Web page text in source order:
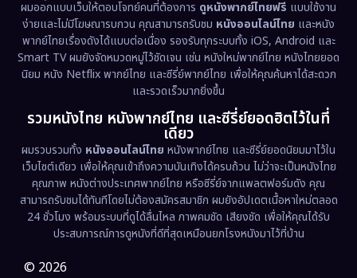
Emotional (61)
Epic มหากาพย์ (227)
Erotic (36)
Family ครอบครัว (375)
Fantasy จินตนาการ (338)
Fiction (9)
Film (57)
Gothic
ผมออกแบบเว็บให้ตอบโจทย์คนที่ต้องการ ดูหนังพากย์ไทยฟรี แบบใช้งาน
ง่ายและไม่มีโฆษณารบกวน คุณสามารถรับชม หนังออนไลน์ไทย และหนัง
พากย์ไทยเรื่องดังได้แบบต่อเนื่อง รองรับทุกระบบทั้ง iOS, Android และ
Smart TV ผมยังจัดหมวดหมู่ไว้ชัดเจน เช่น หนังใหม่พากย์ไทย หนังไทยยอด
นิยม หนัง Netflix พากย์ไทย และซีรี่ย์พากย์ไทย เพื่อให้คุณค้นหาได้สะดวก
และรวดเร็วมากยิ่งขึ้น
รวมหนังไทย หนังพากย์ไทย และซีรี่ย์ยอดฮิตไว้ในที่
เดียว
ผมรวบรวมทั้ง หนังออนไลน์ไทย หนังพากย์ไทย และซีรี่ย์ยอดนิยมมาไว้ใน
เว็บไซต์เดียว เพื่อให้คุณเข้าถึงความบันเทิงได้ครบถ้วน ไม่ว่าจะเป็นหนังไทย
คุณภาพ หนังต่างประเทศพากย์ไทย หรือซีรี่ย์จากแพลตฟอร์มดัง คุณ
สามารถรับชมได้ทันทีโดยไม่ต้องสมัครสมาชิก ผมยังอัปเดตเนื้อหาใหม่ตลอด
24 ชั่วโมง พร้อมระบบที่ดูได้ลื่นไหล ภาพคมชัด เสียงชัด เพื่อให้คุณได้รับ
ประสบการณ์การดูหนังที่ดีที่สุดเหมือนยกโรงหนังมาไว้ที่บ้าน
© 2026